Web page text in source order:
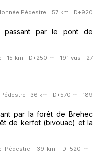
Pédestre · 57 km · D+920
par le pont de
15 km · D+250 m · 191 vus · 27
· 36 km · D+570 m · 189
par la forêt de Brehec
de kerfot (bivouac) et la
Pédestre · 39 km · D+520 m ·